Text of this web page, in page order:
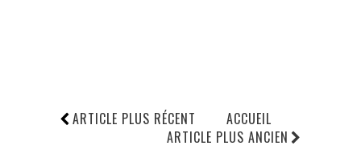
ARTICLE PLUS RÉCENT
ARTICLE PLUS ANCIEN
ACCUEIL